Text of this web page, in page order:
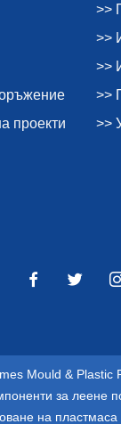
проекти
>>
>>
>>
>>
>>
Mould & Plastic
за леене
на пластмаса